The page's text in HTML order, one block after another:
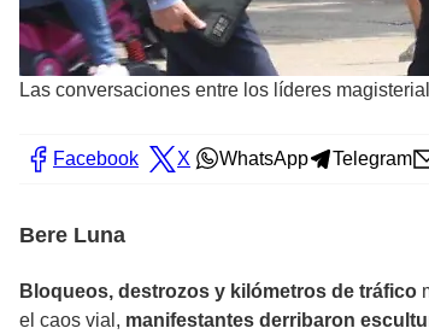
Las conversaciones entre los líderes
Facebook X WhatsApp Telegram
Bere Luna
Bloqueos, destrozos y kilómetros de tráfico
el caos vial, manifestantes derribaron